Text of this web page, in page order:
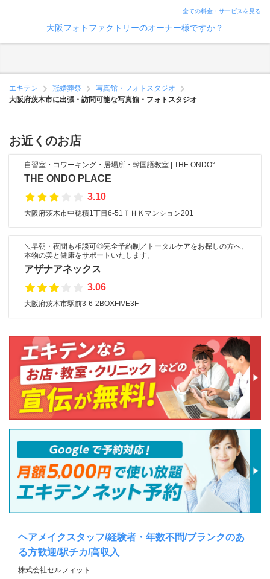
全ての料金・サービスを見る
大阪フォトファクトリーのオーナー様ですか？
エキテン 冠婚葬祭
写真館・フォトスタジオ
大阪府茨木市に出張・訪問可能な写真館・フォトスタジオ
お近くのお店
自習室・コワーキング・居場所・韓国語教室 | THE ONDO°
THE ONDO PLACE
3.10
大阪府茨木市中穂積1丁目6-51ＴＨＫマンション201
＼早朝・夜間も相談可◎完全予約制／トータルケアをお探しの方へ、
本物の美と健康をサポートいたします。
アザナアネックス
3.06
大阪府茨木市駅前3-6-2BOXFIVE3F
ヘアメイクスタッフ/経験者・年数不問/ブランクのあ
る方歓迎/駅チカ/高収入
株式会社セルフィット